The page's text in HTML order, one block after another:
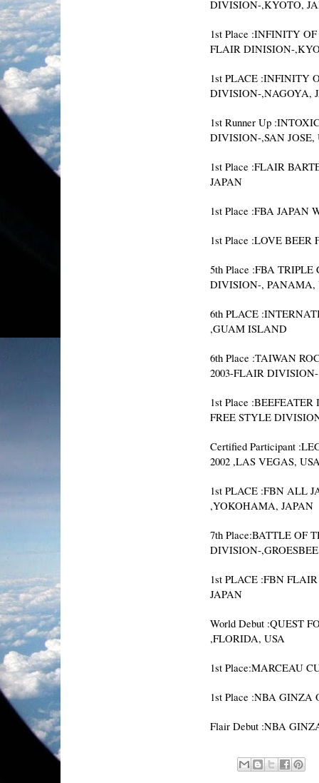
DIVISION-,KYOTO,
1st Place :INFINITY
FLAIR DINISION-
1st PLACE :INFINITY
DIVISION-,NAGOYA,
1st Runner Up
DIVISION-,SAN JOSE,
1st Place :FLAIR
JAPAN
1st Place :FBA JAPAN
1st Place :LOVE BEER
5th Place :FBA
DIVISION-, PANAMA,
6th PLACE
,GUAM ISLAND
6th Place :TAIWAN
2003-FLAIR
1st Place
FREE STYLE
Certified Participant
2002 ,LAS VEGAS,
1st PLACE :FBN ALL
,YOKOHAMA, JAPAN
7th Place:BATTLE OF
DIVISION-
1st PLACE :FBN
JAPAN
World Debut :QUEST
,FLORIDA, USA
1st Place:MARCEAU
1st Place :NBA GINZA
Flair Debut :NBA